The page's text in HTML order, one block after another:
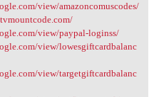
view/amazoncomuscodes/
view/paypal-loginss/
view/lowesgiftcardbalanc
view/targetgiftcardbalanc